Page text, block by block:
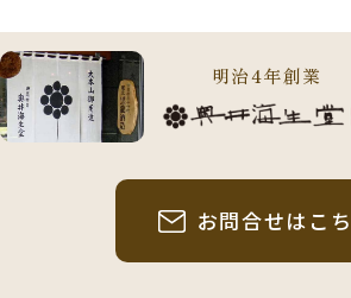
明治4年創業
お問合せはこ